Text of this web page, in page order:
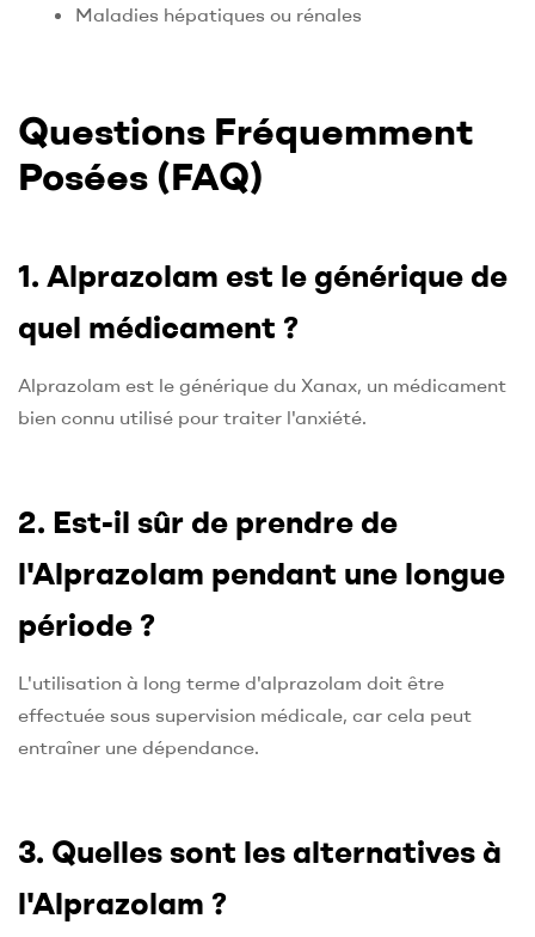
Maladies hépatiques ou rénales
Questions Fréquemment
Posées (FAQ)
1. Alprazolam est le générique de
quel médicament ?
Alprazolam est le générique du Xanax, un médicament
bien connu utilisé pour traiter l'anxiété.
2. Est-il sûr de prendre de
l'Alprazolam pendant une longue
période ?
L'utilisation à long terme d'alprazolam doit être
effectuée sous supervision médicale, car cela peut
entraîner une dépendance.
3. Quelles sont les alternatives à
l'Alprazolam ?